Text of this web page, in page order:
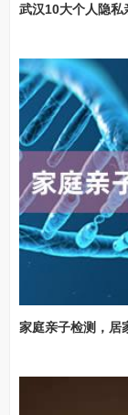
武汉10大个人隐私
家庭亲子检测，居